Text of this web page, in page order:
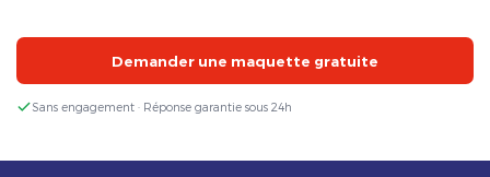
Demander une maquette gratuite
Sans engagement · Réponse garantie sous 24h